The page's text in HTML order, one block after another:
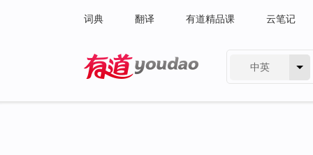
词典 翻译 有道精品课 云笔记
中英